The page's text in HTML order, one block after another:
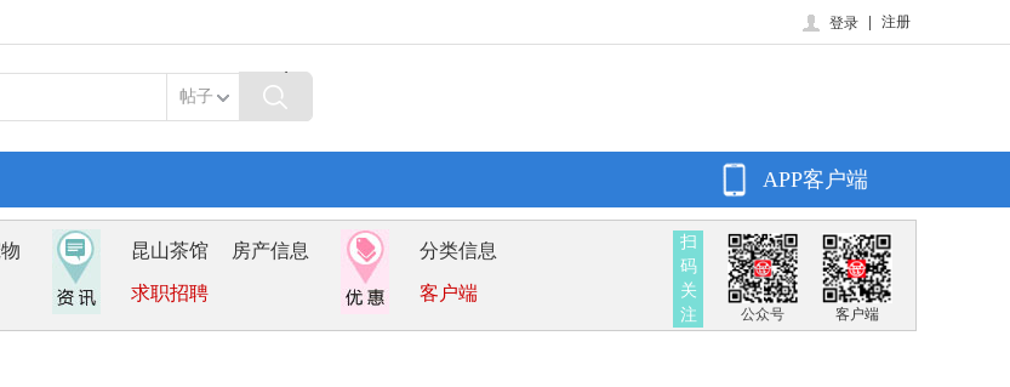
登录 注册
帖子
APP客户端
昆山茶馆 房产信息
求职招聘
分类信息
客户端
扫
码
关
注
公众号 客户端